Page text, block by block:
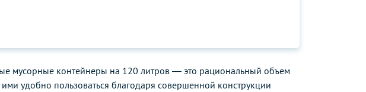
мусорные контейнеры на 120 литров — это рациональный объем
удобно пользоваться благодаря совершенной конструкции